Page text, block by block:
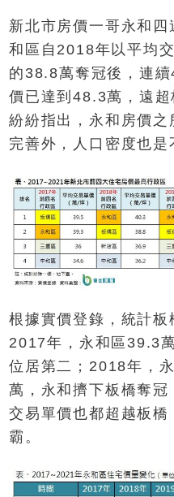
新北市房價一哥永和
和區自2018年以平均
的38.8萬奪冠後，連
價已達到48.3萬，遠
紛紛指出，永和房價
完善外，人口密度也是
根據實價登錄，統計板
2017年，永和區39.3
位居第二；2018年，
萬，永和擠下板橋奪
交易單價也都超越板
霸。